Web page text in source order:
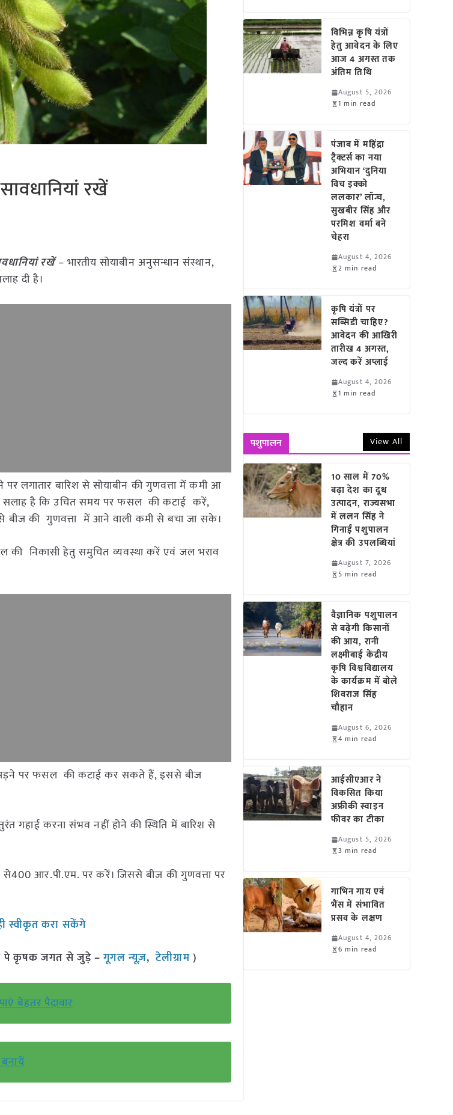
रखें
रखें– भारतीय सोयाबीन अनुसन्धान संस्थान,
दी है।
लगातार बारिश से सोयाबीन की गुणवत्ता में कमी आ
सलाह है कि उचित समय पर फसल की कटाई करें,
की गुणवत्ता में आने वाली कमी से बचा जा सके।
की निकासी हेतु समुचित व्यवस्था करें एवं जल भराव
पड़ने पर फसल की कटाई कर सकते हैं, इससे बीज
करना संभव नहीं होने की स्थिति में बारिश से
आर.पी.एम. पर करें। जिससे बीज की गुणवत्ता पर
स्वीकृत करा सकेंगे
पे कृषक जगत से जुड़े –गूगल न्यूज़,टेलीग्राम)
बेहतर पैदावार
विभिन्न कृषि यंत्रों
हेतु आवेदन के लिए
आज 4 अगस्त तक
अंतिम तिथि
August 5, 2026
1 min read
पंजाब में महिंद्रा
ट्रैक्टर्स का नया
अभियान ‘दुनिया
विच इक्को
ललकार’ लॉन्च,
सुखबीर सिंह और
परमिश वर्मा बने
चेहरा
August 4, 2026
2 min read
कृषि यंत्रों पर
सब्सिडी चाहिए?
आवेदन की आखिरी
तारीख 4 अगस्त,
जल्द करें अप्लाई
August 4, 2026
1 min read
पशुपालन View All
10 साल में 70%
बढ़ा देश का दूध
उत्पादन, राज्यसभा
में ललन सिंह ने
गिनाईं पशुपालन
क्षेत्र की उपलब्धियां
August 7, 2026
5 min read
वैज्ञानिक पशुपालन
से बढ़ेगी किसानों
की आय, रानी
लक्ष्मीबाई केंद्रीय
कृषि विश्वविद्यालय
के कार्यक्रम में बोले
शिवराज सिंह
चौहान
August 6, 2026
4 min read
आईसीएआर ने
विकसित किया
अफ्रीकी स्वाइन
फीवर का टीका
August 5, 2026
3 min read
गाभिन गाय एवं
भैंस में संभावित
प्रसव के लक्षण
August 4, 2026
6 min read